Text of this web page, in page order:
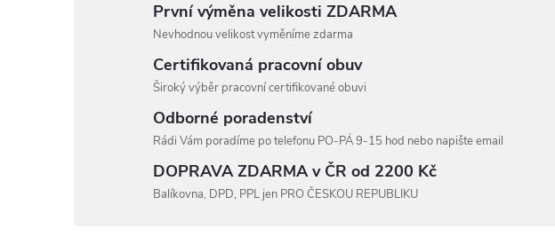
První výměna velikosti ZDARMA
Nevhodnou velikost vyměníme zdarma
Certifikovaná pracovní obuv
Široký výběr pracovní certifikované obuvi
Odborné poradenství
Rádi Vám poradíme po telefonu PO-PÁ 9-15 hod nebo napište email
DOPRAVA ZDARMA v ČR od 2200 Kč
Balíkovna, DPD, PPL jen PRO ČESKOU REPUBLIKU